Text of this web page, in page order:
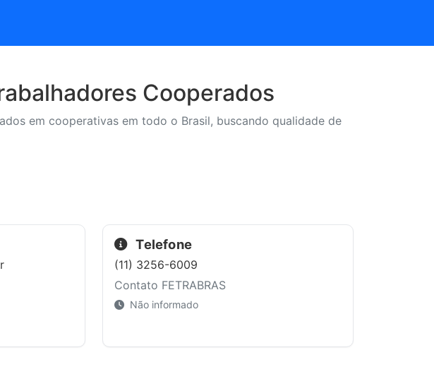
Cooperados
em cooperativas em todo o Brasil, buscando qualidade de
Telefone
(11) 3256-6009
Contato FETRABRAS
Não informado